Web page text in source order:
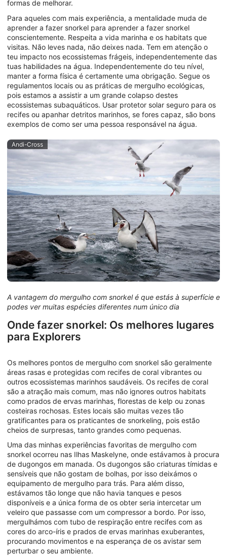
formas de melhorar.
Para aqueles com mais experiência, a mentalidade muda de
aprender a fazer snorkel para aprender a fazer snorkel
conscientemente. Respeita a vida marinha e os habitats que
visitas. Não leves nada, não deixes nada. Tem em atenção o
teu impacto nos ecossistemas frágeis, independentemente das
tuas habilidades na água. Independentemente do teu nível,
manter a forma física é certamente uma obrigação. Segue os
regulamentos locais ou as práticas de mergulho ecológicas,
pois estamos a assistir a um grande colapso destes
ecossistemas subaquáticos. Usar protetor solar seguro para os
recifes ou apanhar detritos marinhos, se fores capaz, são bons
exemplos de como ser uma pessoa responsável na água.
Andi-Cross
A vantagem do mergulho com snorkel é que estás à superfície e
podes ver muitas espécies diferentes num único dia
Onde fazer snorkel: Os melhores lugares
para Explorers
Os melhores pontos de mergulho com snorkel são geralmente
áreas rasas e protegidas com recifes de coral vibrantes ou
outros ecossistemas marinhos saudáveis. Os recifes de coral
são a atração mais comum, mas não ignores outros habitats
como prados de ervas marinhas, florestas de kelp ou zonas
costeiras rochosas. Estes locais são muitas vezes tão
gratificantes para os praticantes de snorkeling, pois estão
cheios de surpresas, tanto grandes como pequenas.
Uma das minhas experiências favoritas de mergulho com
snorkel ocorreu nas Ilhas Maskelyne, onde estávamos à procura
de dugongos em manada. Os dugongos são criaturas tímidas e
sensíveis que não gostam de bolhas, por isso deixámos o
equipamento de mergulho para trás. Para além disso,
estávamos tão longe que não havia tanques e pesos
disponíveis e a única forma de os obter seria intercetar um
veleiro que passasse com um compressor a bordo. Por isso,
mergulhámos com tubo de respiração entre recifes com as
cores do arco-íris e prados de ervas marinhas exuberantes,
procurando movimentos e na esperança de os avistar sem
perturbar o seu ambiente.